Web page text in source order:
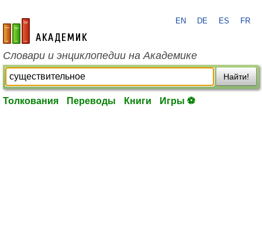
academic.ru
EN DE ES FR
Словари и энциклопедии на Академике
Найти!
Толкования Переводы Книги Игры ⚽